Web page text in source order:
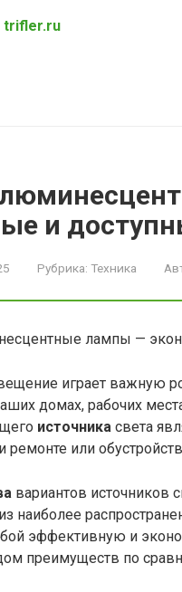
trifler.ru
и
Рубрика: Техника
лампы —
играет важную
домах, рабочих
источника света
ремонте или
вариантов
наиболее
эффективную и
преимуществ по